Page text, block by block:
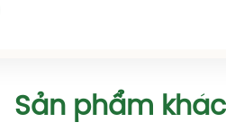
Sản phẩm khác